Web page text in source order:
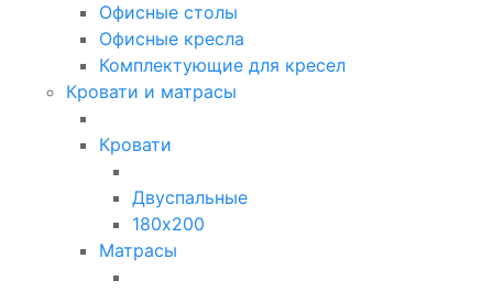
Офисные столы
Офисные кресла
Комплектующие для кресел
Кровати и матрасы
Кровати
Двуспальные
180х200
Матрасы